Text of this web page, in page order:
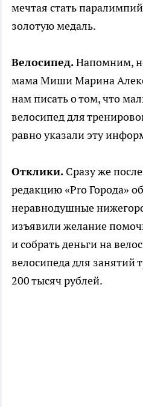
мечтая стать
золотую медаль.
Велосипед.Напомним,
мама Миши Марина
нам писать о том, что
велосипед для
равно указали эту
Отклики. Сразу же
редакцию «Pro Города»
неравнодушные
изъявили желание
и собрать деньги на
велосипеда для занятий
200 тысяч рублей.